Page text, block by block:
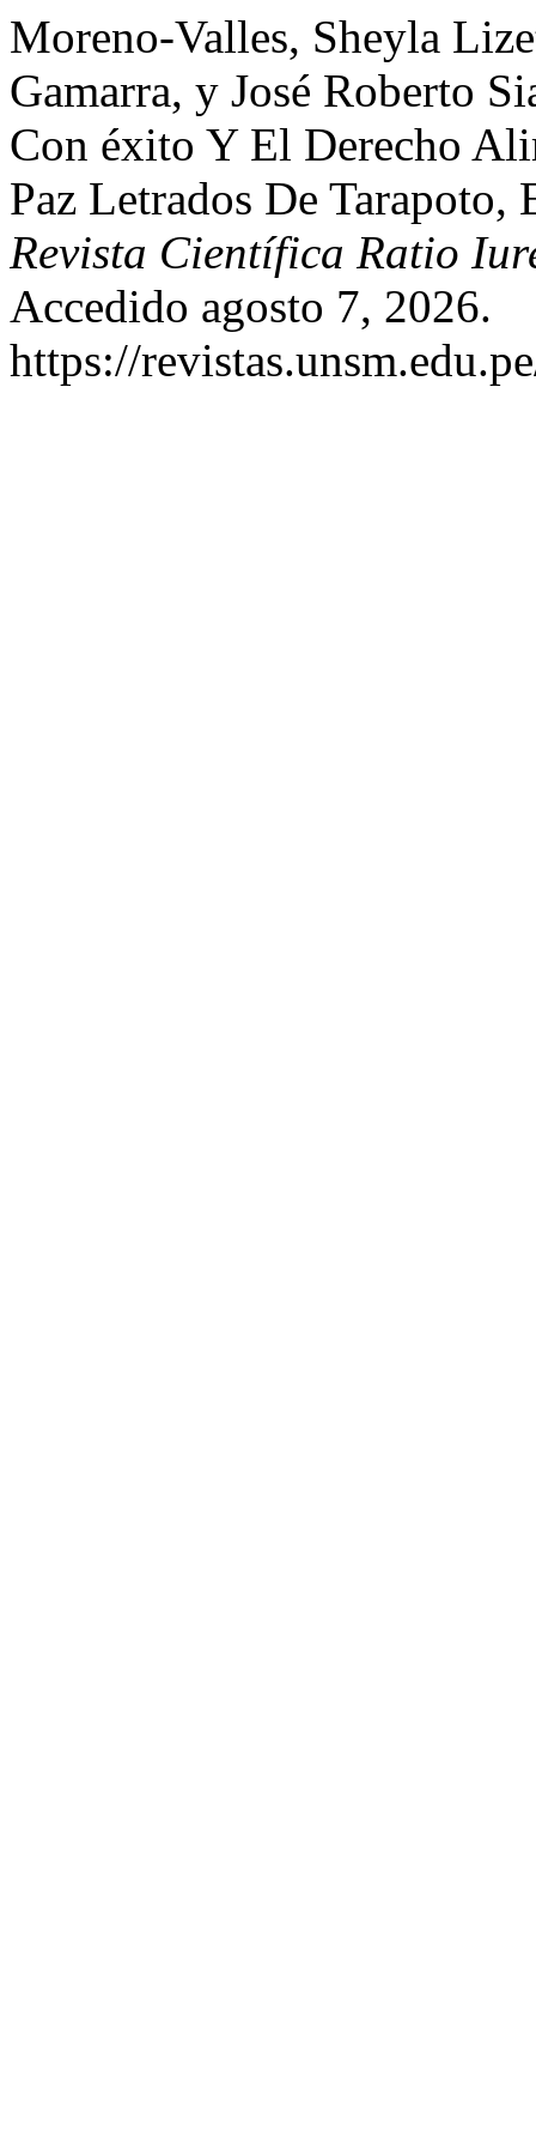
Moreno-Valles, Sheyla
Gamarra, y José Roberto
Con éxito Y El Derecho
Paz Letrados De
Revista Científica Ratio
Accedido agosto 7, 2026.
https://